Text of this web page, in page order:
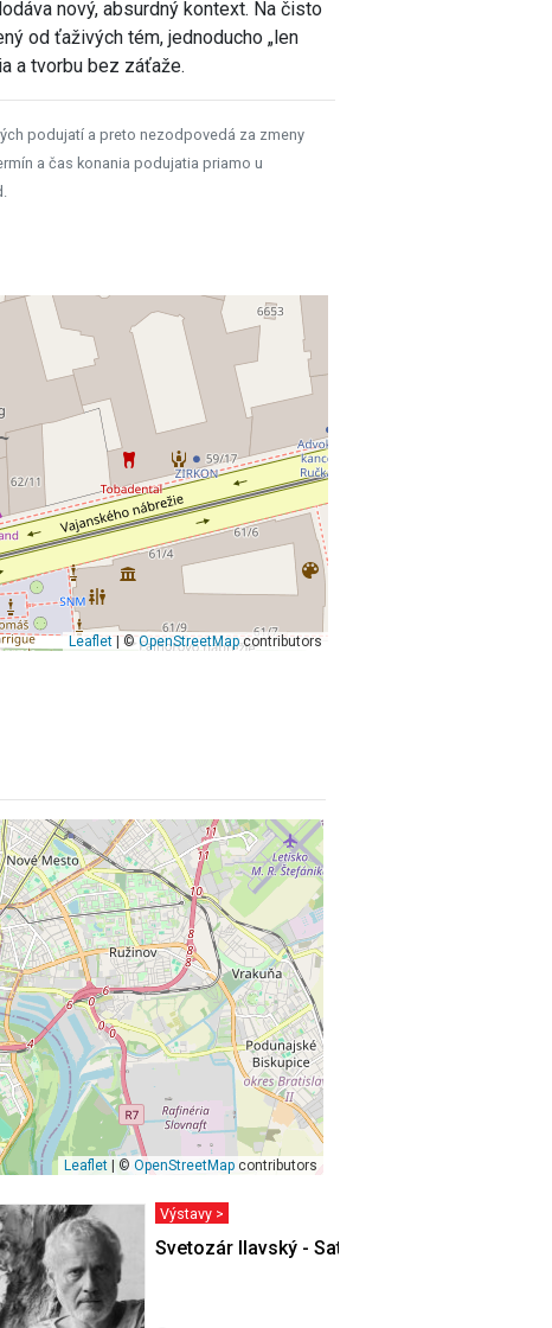
nový, absurdný kontext. Na čisto
od ťaživých tém, jednoducho „len
a tvorbu bez záťaže.
podujatí a preto nezodpovedá za zmeny
a čas konania podujatia priamo u
Leaflet| ©OpenStreetMapcontributors
Leaflet | ©OpenStreetMap contributors
života…
Výstavy >
Svetozár Ilavský - Satori v Cíferi II